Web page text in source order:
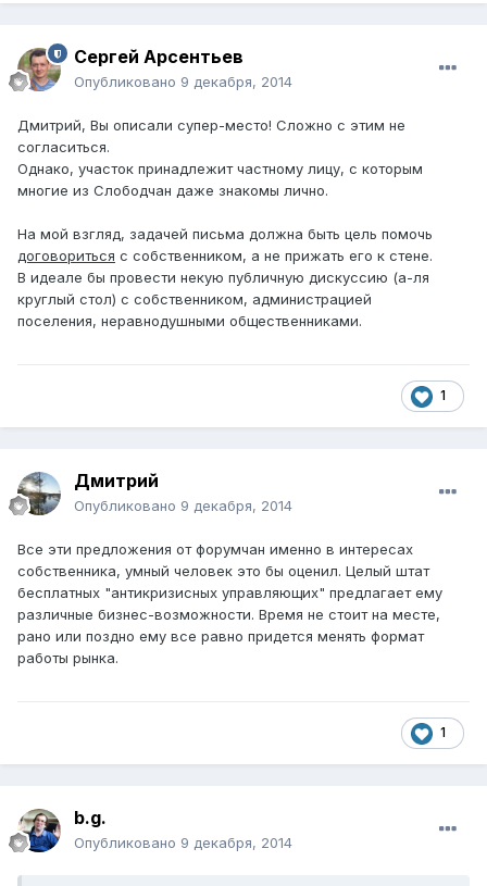
Сергей Арсентьев
Опубликовано 9 декабря, 2014
Дмитрий, Вы описали супер-место! Сложно с этим не
согласиться.
Однако, участок принадлежит частному лицу, с которым
многие из Слободчан даже знакомы лично.
На мой взгляд, задачей письма должна быть цель помочь
договориться с собственником, а не прижать его к стене.
В идеале бы провести некую публичную дискуссию (а-ля
круглый стол) с собственником, администрацией
поселения, неравнодушными общественниками.
1
Дмитрий
Опубликовано 9 декабря, 2014
Все эти предложения от форумчан именно в интересах
собственника, умный человек это бы оценил. Целый штат
бесплатных "антикризисных управляющих" предлагает ему
различные бизнес-возможности. Время не стоит на месте,
рано или поздно ему все равно придется менять формат
работы рынка.
1
b.g.
Опубликовано 9 декабря, 2014